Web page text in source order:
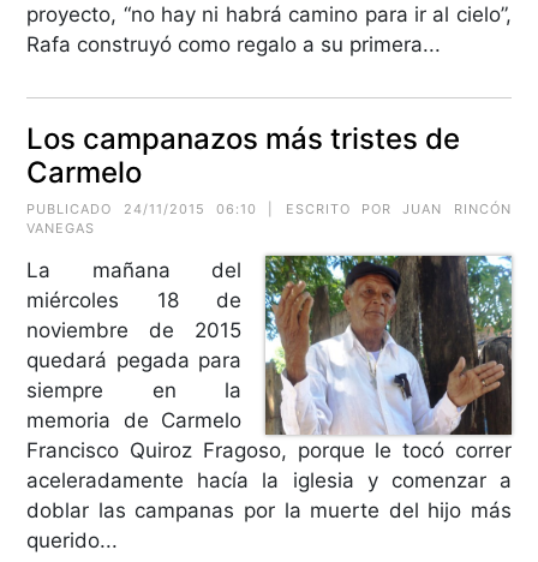
proyecto, “no hay ni habrá camino para ir al cielo”,
Rafa construyó como regalo a su primera...
Los campanazos más tristes de
Carmelo
PUBLICADO 24/11/2015 06:10 | ESCRITO PORJUAN RINCÓN
VANEGAS
La mañana del
miércoles 18 de
noviembre de 2015
quedará pegada para
siempre en la
memoria de Carmelo
Francisco Quiroz Fragoso, porque le tocó correr
aceleradamente hacía la iglesia y comenzar a
doblar las campanas por la muerte del hijo más
querido...